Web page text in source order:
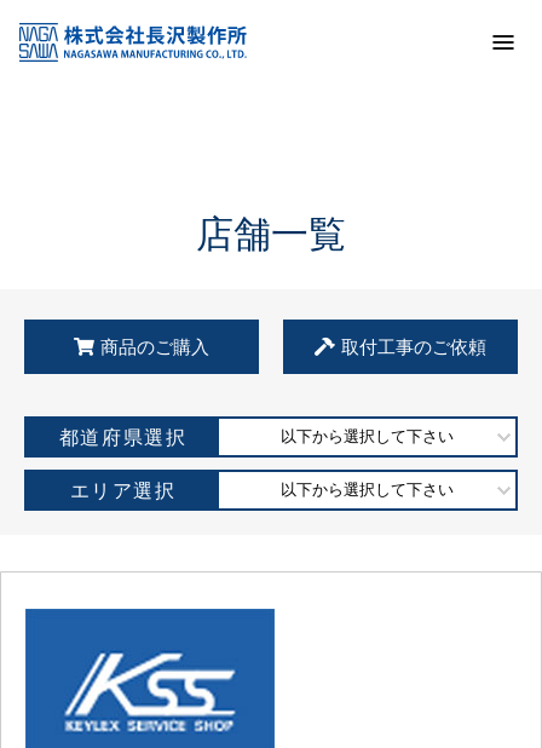
KSS加盟店・取扱店情報
店舗一覧
店舗一覧
商品のご購入 取付工事のご依頼
都道府県選択 以下から選択して下さい
エリア選択 以下から選択して下さい